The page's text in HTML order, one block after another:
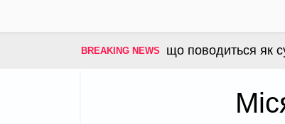
BREAKING NEWS
операційна система, що поводиться як